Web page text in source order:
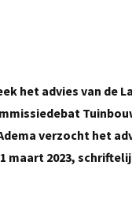
het advies van de
verzocht het
maart 2023,